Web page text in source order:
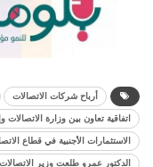
أرباح شركات الاتصالات
اتفاقية تعاون بين وزارة الاتصالات
الاستثمارات الأجنبية في قطاع
الدكتور عمرو طلعت وزير الاتصالات